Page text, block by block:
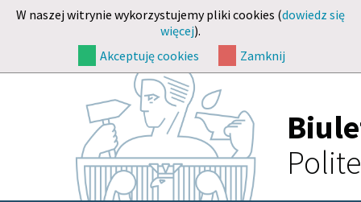
W naszej witrynie wykorzystujemy pliki cookies (dowiedz się
więcej).
Akceptuję cookies
Zamknij